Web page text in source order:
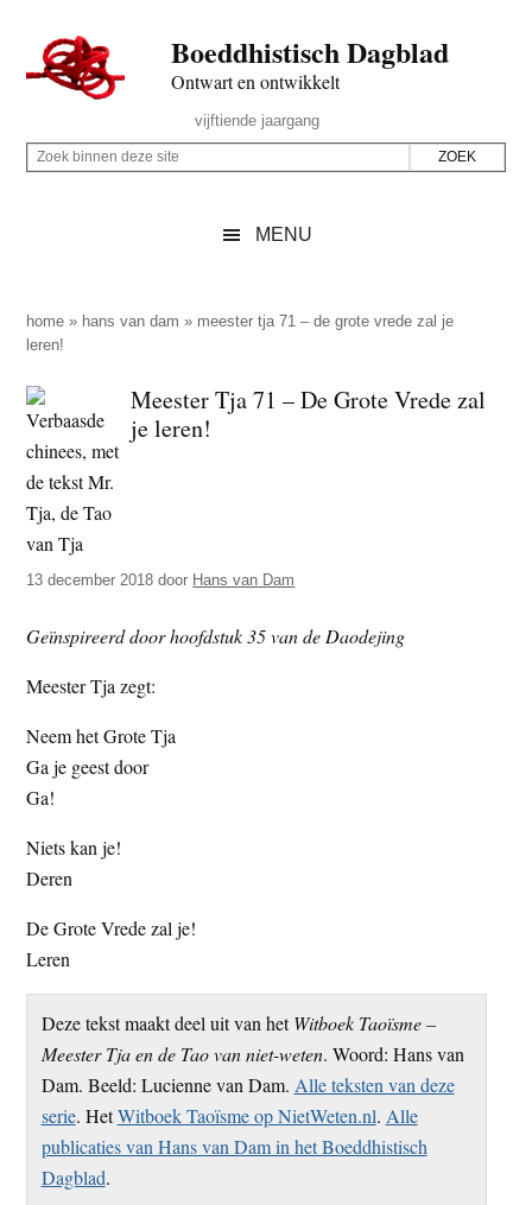
naar
de
inhoud
secondary
naar
de
sidebar
naar
de
Boeddhistisch Dagblad
Ontwart en ontwikkelt
Rechts
vijftiende jaargang
Z
p
d
e
z
e
s
i
t
e
Z
i
n
e
n
d
e
z
e
s
t
e
MENU
home » hans van dam » meester tja 71 – de grote vrede zal je
leren!
Meester Tja 71 – De Grote Vrede zal
je leren!
13 december 2018 door Hans van Dam
Geïnspireerd door hoofdstuk 35 van de Daodejing
Meester Tja zegt:
Neem het Grote Tja
Ga je geest door
Ga!
Niets kan je!
Deren
De Grote Vrede zal je!
Leren
Deze tekst maakt deel uit van hetWitboek Taoïsme –
Meester Tja en de Tao van niet-weten. Woord: Hans van
Dam. Beeld: Lucienne van Dam. Alle teksten van deze
serie. HetWitboek Taoïsme op NietWeten.nl. Alle
publicaties van Hans van Dam in het Boeddhistisch
Dagblad.